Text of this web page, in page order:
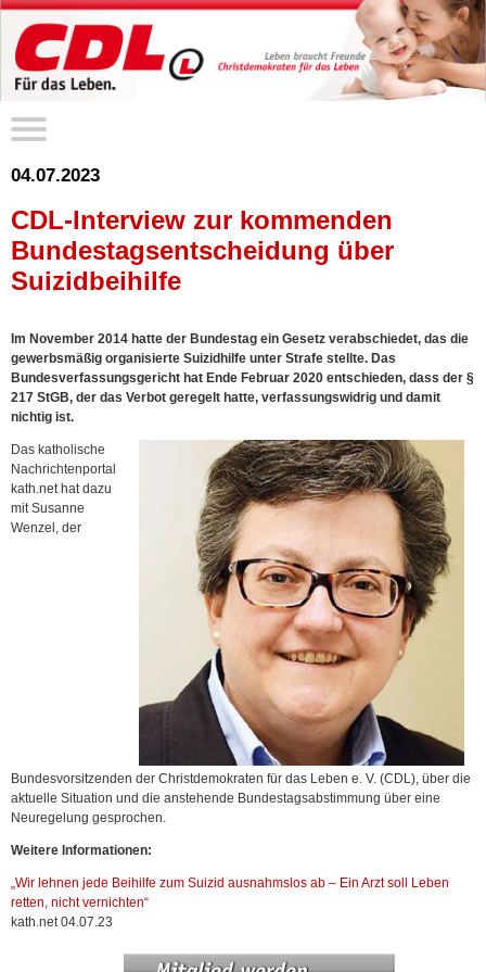
04.07.2023
CDL-Interview zur kommenden
Bundestagsentscheidung über
Suizidbeihilfe
Im November 2014 hatte der Bundestag ein Gesetz verabschiedet, das die
gewerbsmäßig organisierte Suizidhilfe unter Strafe stellte. Das
Bundesverfassungsgericht hat Ende Februar 2020 entschieden, dass der §
217 StGB, der das Verbot geregelt hatte, verfassungswidrig und damit
nichtig ist.
Das katholische
Nachrichtenportal
kath.net hat dazu
mit Susanne
Wenzel, der
Bundesvorsitzenden der Christdemokraten für das Leben e. V. (CDL), über die
aktuelle Situation und die anstehende Bundestagsabstimmung über eine
Neuregelung gesprochen.
Weitere Informationen:
„Wir lehnen jede Beihilfe zum Suizid ausnahmslos ab – Ein Arzt soll Leben
retten, nicht vernichten“
kath.net 04.07.23